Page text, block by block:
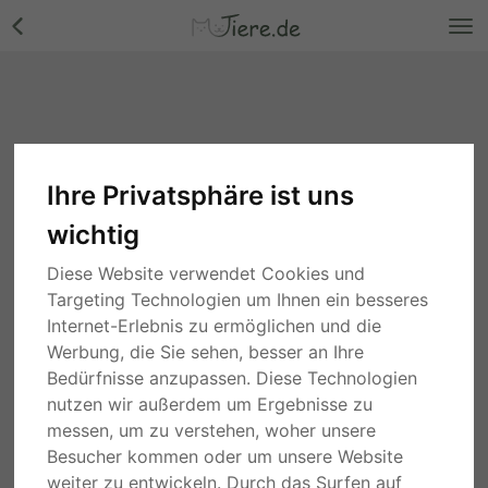
Ihre Privatsphäre ist uns
wichtig
Diese Website verwendet Cookies und
Targeting Technologien um Ihnen ein besseres
Internet-Erlebnis zu ermöglichen und die
Werbung, die Sie sehen, besser an Ihre
Bedürfnisse anzupassen. Diese Technologien
nutzen wir außerdem um Ergebnisse zu
messen, um zu verstehen, woher unsere
Besucher kommen oder um unsere Website
weiter zu entwickeln. Durch das Surfen auf
Fische
Ajamaru Regenbogenfisch - unbekannt
Baden-Württemberg 6 Monaten
PRIVAT
Piranha - weiblich
Sachsen-Anhalt